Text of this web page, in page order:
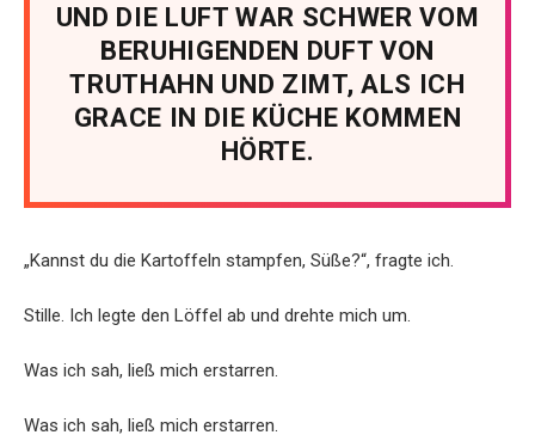
UND DIE LUFT WAR SCHWER VOM
BERUHIGENDEN DUFT VON
TRUTHAHN UND ZIMT, ALS ICH
GRACE IN DIE KÜCHE KOMMEN
HÖRTE.
„Kannst du die Kartoffeln stampfen, Süße?“, fragte ich.
Stille. Ich legte den Löffel ab und drehte mich um.
Was ich sah, ließ mich erstarren.
Was ich sah, ließ mich erstarren.